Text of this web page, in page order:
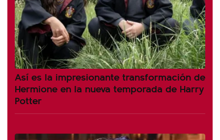
Así es la impresionante transformación de
Hermione en la nueva temporada de Harry
Potter